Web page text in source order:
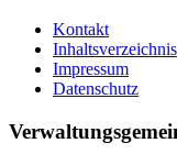
Kontakt
Inhaltsverzeichnis
Impressum
Datenschutz